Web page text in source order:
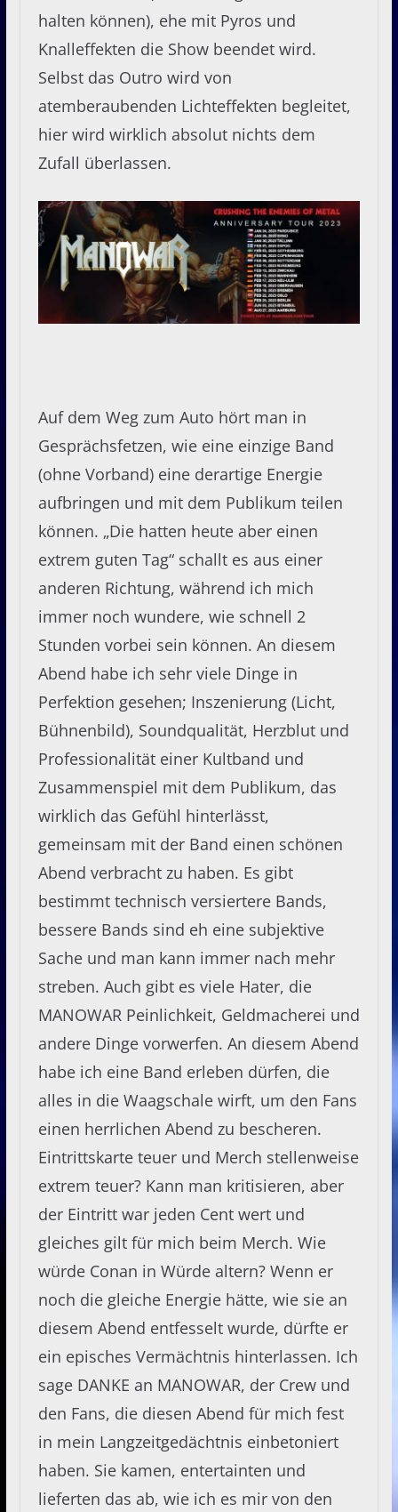
halten können), ehe mit Pyros und
Knalleffekten die Show beendet wird.
Selbst das Outro wird von
atemberaubenden Lichteffekten begleitet,
hier wird wirklich absolut nichts dem
Zufall überlassen.
Auf dem Weg zum Auto hört man in
Gesprächsfetzen, wie eine einzige Band
(ohne Vorband) eine derartige Energie
aufbringen und mit dem Publikum teilen
können. „Die hatten heute aber einen
extrem guten Tag“ schallt es aus einer
anderen Richtung, während ich mich
immer noch wundere, wie schnell 2
Stunden vorbei sein können. An diesem
Abend habe ich sehr viele Dinge in
Perfektion gesehen; Inszenierung (Licht,
Bühnenbild), Soundqualität, Herzblut und
Professionalität einer Kultband und
Zusammenspiel mit dem Publikum, das
wirklich das Gefühl hinterlässt,
gemeinsam mit der Band einen schönen
Abend verbracht zu haben. Es gibt
bestimmt technisch versiertere Bands,
bessere Bands sind eh eine subjektive
Sache und man kann immer nach mehr
streben. Auch gibt es viele Hater, die
MANOWAR Peinlichkeit, Geldmacherei und
andere Dinge vorwerfen. An diesem Abend
habe ich eine Band erleben dürfen, die
alles in die Waagschale wirft, um den Fans
einen herrlichen Abend zu bescheren.
Eintrittskarte teuer und Merch stellenweise
extrem teuer? Kann man kritisieren, aber
der Eintritt war jeden Cent wert und
gleiches gilt für mich beim Merch. Wie
würde Conan in Würde altern? Wenn er
noch die gleiche Energie hätte, wie sie an
diesem Abend entfesselt wurde, dürfte er
ein episches Vermächtnis hinterlassen. Ich
sage DANKE an MANOWAR, der Crew und
den Fans, die diesen Abend für mich fest
in mein Langzeitgedächtnis einbetoniert
haben. Sie kamen, entertainten und
lieferten das ab, wie ich es mir von den